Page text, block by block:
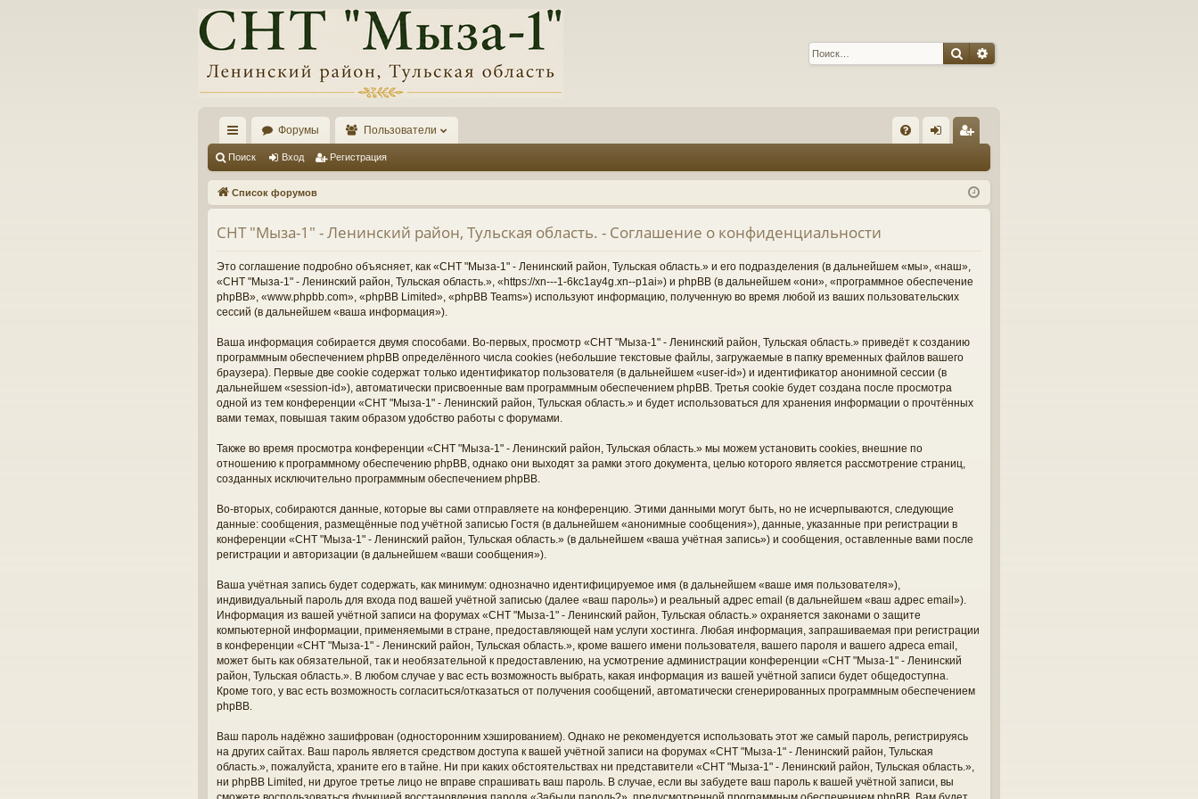
ПоискРасширенный поиск
с
ы
лк
и
Форумы Пользователи
Q д ис
тр
ия
Поиск Вход Регистрация
Список форумов
СНТ "Мыза-1" - Ленинский район, Тульская область. - Соглашение о конфиденциальности
Это соглашение подробно объясняет, как «СНТ "Мыза-1" - Ленинский район, Тульская область.» и его подразделения (в дальнейшем «мы», «наш»,
«СНТ "Мыза-1" - Ленинский район, Тульская область.», «https://xn---1-6kc1ay4g.xn--p1ai») и phpBB (в дальнейшем «они», «программное обеспечение
phpBB», «www.phpbb.com», «phpBB Limited», «phpBB Teams») используют информацию, полученную во время любой из ваших пользовательских
сессий (в дальнейшем «ваша информация»).
Ваша информация собирается двумя способами. Во-первых, просмотр «СНТ "Мыза-1" - Ленинский район, Тульская область.» приведёт к созданию
программным обеспечением phpBB определённого числа cookies (небольшие текстовые файлы, загружаемые в папку временных файлов вашего
браузера). Первые две cookie содержат только идентификатор пользователя (в дальнейшем «user-id») и идентификатор анонимной сессии (в
дальнейшем «session-id»), автоматически присвоенные вам программным обеспечением phpBB. Третья cookie будет создана после просмотра
одной из тем конференции «СНТ "Мыза-1" - Ленинский район, Тульская область.» и будет использоваться для хранения информации о прочтённых
вами темах, повышая таким образом удобство работы с форумами.
Также во время просмотра конференции «СНТ "Мыза-1" - Ленинский район, Тульская область.» мы можем установить cookies, внешние по
отношению к программному обеспечению phpBB, однако они выходят за рамки этого документа, целью которого является рассмотрение страниц,
созданных исключительно программным обеспечением phpBB.
Во-вторых, собираются данные, которые вы сами отправляете на конференцию. Этими данными могут быть, но не исчерпываются, следующие
данные: сообщения, размещённые под учётной записью Гостя (в дальнейшем «анонимные сообщения»), данные, указанные при регистрации в
конференции «СНТ "Мыза-1" - Ленинский район, Тульская область.» (в дальнейшем «ваша учётная запись») и сообщения, оставленные вами после
регистрации и авторизации (в дальнейшем «ваши сообщения»).
Ваша учётная запись будет содержать, как минимум: однозначно идентифицируемое имя (в дальнейшем «ваше имя пользователя»),
индивидуальный пароль для входа под вашей учётной записью (далее «ваш пароль») и реальный адрес email (в дальнейшем «ваш адрес email»).
Информация из вашей учётной записи на форумах «СНТ "Мыза-1" - Ленинский район, Тульская область.» охраняется законами о защите
компьютерной информации, применяемыми в стране, предоставляющей нам услуги хостинга. Любая информация, запрашиваемая при регистрации
в конференции «СНТ "Мыза-1" - Ленинский район, Тульская область.», кроме вашего имени пользователя, вашего пароля и вашего адреса email,
может быть как обязательной, так и необязательной к предоставлению, на усмотрение администрации конференции «СНТ "Мыза-1" - Ленинский
район, Тульская область.». В любом случае у вас есть возможность выбрать, какая информация из вашей учётной записи будет общедоступна.
Кроме того, у вас есть возможность согласиться/отказаться от получения сообщений, автоматически сгенерированных программным обеспечением
phpBB.
Ваш пароль надёжно зашифрован (односторонним хэшированием). Однако не рекомендуется использовать этот же самый пароль, регистрируясь
на других сайтах. Ваш пароль является средством доступа к вашей учётной записи на форумах «СНТ "Мыза-1" - Ленинский район, Тульская
область.», пожалуйста, храните его в тайне. Ни при каких обстоятельствах ни представители «СНТ "Мыза-1" - Ленинский район, Тульская область.»,
ни phpBB Limited, ни другое третье лицо не вправе спрашивать ваш пароль. В случае, если вы забудете ваш пароль к вашей учётной записи, вы